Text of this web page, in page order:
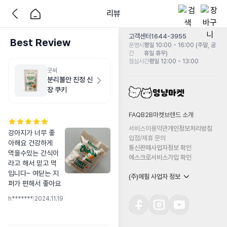
리뷰
Best Review
굿씨
분리불안 진정 신
장 쿠키
강아지가 너무 좋
아해요 건강하게
먹을수있는 간식이
라고 해서 믿고 먹
입니다~ 여닫는 지
퍼가 편해서 좋아요
h******* 2024.11.19
고객센터1644-3955
운영시
간
평일 10:00 - 16:00 (주말, 공
휴일 휴무)
점심시간평일 12:00 - 13:00
FAQB2B마켓 브랜드 소개
서비스이용약관개인정보처리방침
입점/제휴 문의
통신판매사업자정보 확인
에스크로서비스가입 확인
(주)에필 사업자 정보